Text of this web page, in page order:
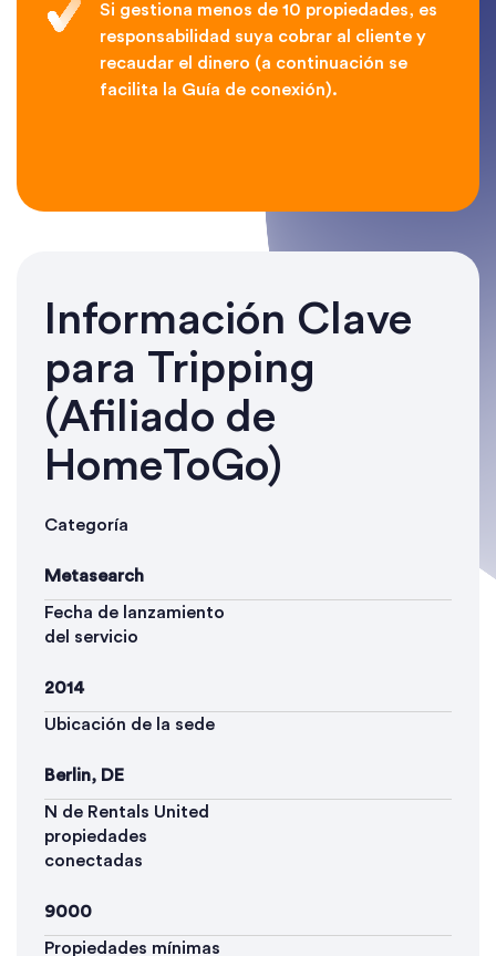
Si gestiona menos de 10 propiedades, es
responsabilidad suya cobrar al cliente y
recaudar el dinero (a continuación se
facilita la Guía de conexión).
Información Clave
para Tripping
(Afiliado de
HomeToGo)
Categoría
Metasearch
Fecha de lanzamiento
del servicio
2014
Ubicación de la sede
Berlin, DE
N de Rentals United
propiedades
conectadas
9000
Propiedades mínimas